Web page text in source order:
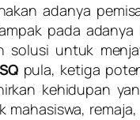
adanya
pada
solusi untuk
pula, ketiga
kehidupan